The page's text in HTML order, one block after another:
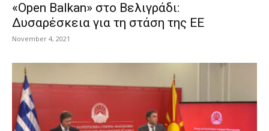
«Open Balkan» στο Βελιγράδι:
Δυσαρέσκεια για τη στάση της ΕΕ
November 4, 2021